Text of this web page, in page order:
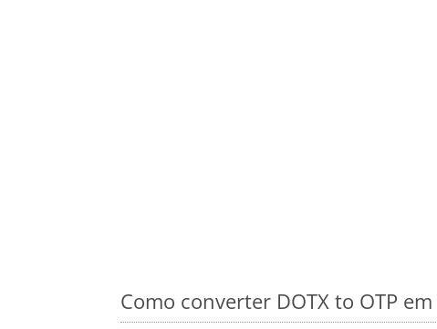
Como converter DOTX to OTP